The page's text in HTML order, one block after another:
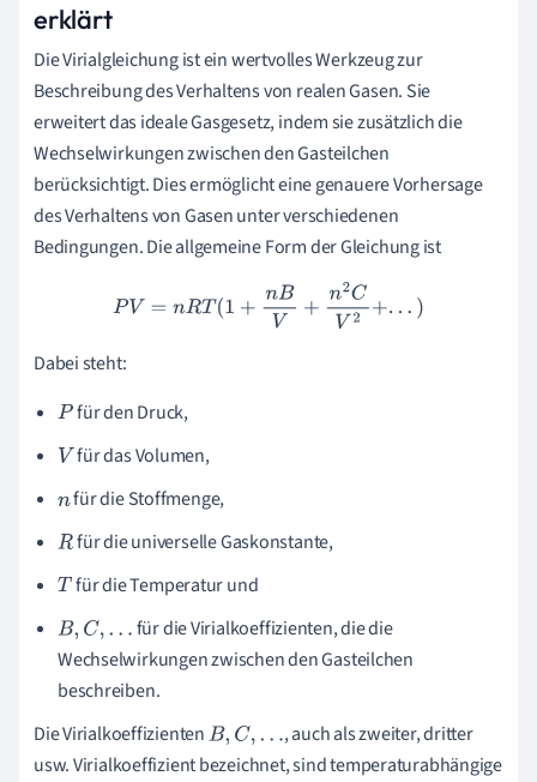
erklärt
Die Virialgleichung ist ein wertvolles Werkzeug zur
Beschreibung des Verhaltens von realen Gasen. Sie
erweitert das ideale Gasgesetz, indem sie zusätzlich die
Wechselwirkungen zwischen den Gasteilchen
berücksichtigt. Dies ermöglicht eine genauere Vorhersage
des Verhaltens von Gasen unter verschiedenen
Bedingungen. Die allgemeine Form der Gleichung ist
PV =nRT( + BV+n 2C V2+...)
Dabei steht:
P für den Druck,
V für das Volumen,
nfür die Stoffmenge,
R für die universelle Gaskonstante,
T für die Temperatur und
B,C ,...
für die Virialkoeffizienten, die die
Wechselwirkungen zwischen den Gasteilchen
beschreiben.
Die VirialkoeffizientenB,C ,...
, auch als zweiter, dritter
usw. Virialkoeffizient bezeichnet, sind temperaturabhängige